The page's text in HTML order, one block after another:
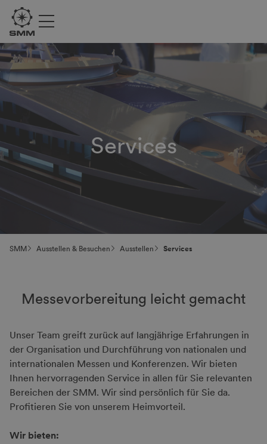
Services
SMM Ausstellen & Besuchen Ausstellen Services
Messe­vor­be­rei­tung leicht ge­macht
Unser Team greift zurück auf langjährige Erfahrungen in
der Organisation und Durchführung von nationalen und
internationalen Messen und Konferenzen. Wir bieten
Ihnen hervorragenden Service in allen für Sie relevanten
Bereichen der SMM. Wir sind persönlich für Sie da.
Profitieren Sie von unserem Heimvorteil.
Wir bieten: